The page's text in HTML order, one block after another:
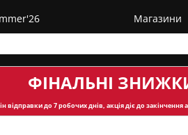
Магазини
ФІНАЛЬНІ
відправкидо 7 робочих днів, акція діє до закінчення